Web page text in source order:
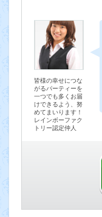
皆様の幸せにつな
がるパーティーを
一つでも多くお届
けできるよう、努
めてまいります！
レインボーファク
トリー認定仲人